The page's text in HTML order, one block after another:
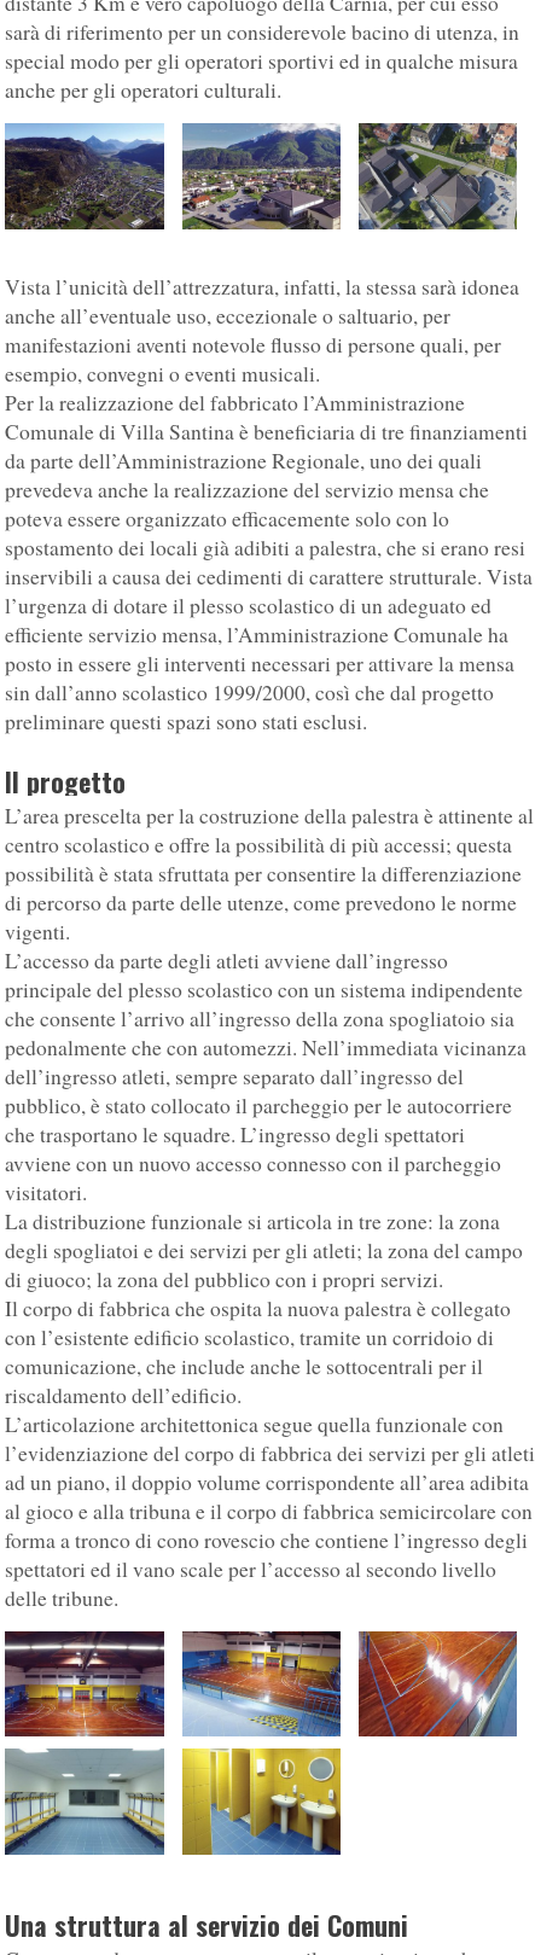
sarà di riferimento per un considerevole bacino di utenza, in
special modo per gli operatori sportivi ed in qualche misura
anche per gli operatori culturali.
Vista l’unicità dell’attrezzatura, infatti, la stessa sarà idonea
anche all’eventuale uso, eccezionale o saltuario, per
manifestazioni aventi notevole flusso di persone quali, per
esempio, convegni o eventi musicali.
Per la realizzazione del fabbricato l’Amministrazione
Comunale di Villa Santina è beneficiaria di tre finanziamenti
da parte dell’Amministrazione Regionale, uno dei quali
prevedeva anche la realizzazione del servizio mensa che
poteva essere organizzato efficacemente solo con lo
spostamento dei locali già adibiti a palestra, che si erano resi
inservibili a causa dei cedimenti di carattere strutturale. Vista
l’urgenza di dotare il plesso scolastico di un adeguato ed
efficiente servizio mensa, l’Amministrazione Comunale ha
posto in essere gli interventi necessari per attivare la mensa
sin dall’anno scolastico 1999/2000, così che dal progetto
preliminare questi spazi sono stati esclusi.
Il progetto
L’area prescelta per la costruzione della palestra è attinente al
centro scolastico e offre la possibilità di più accessi; questa
possibilità è stata sfruttata per consentire la differenziazione
di percorso da parte delle utenze, come prevedono le norme
vigenti.
L’accesso da parte degli atleti avviene dall’ingresso
principale del plesso scolastico con un sistema indipendente
che consente l’arrivo all’ingresso della zona spogliatoio sia
pedonalmente che con automezzi. Nell’immediata vicinanza
dell’ingresso atleti, sempre separato dall’ingresso del
pubblico, è stato collocato il parcheggio per le autocorriere
che trasportano le squadre. L’ingresso degli spettatori
avviene con un nuovo accesso connesso con il parcheggio
visitatori.
La distribuzione funzionale si articola in tre zone: la zona
degli spogliatoi e dei servizi per gli atleti; la zona del campo
di giuoco; la zona del pubblico con i propri servizi.
Il corpo di fabbrica che ospita la nuova palestra è collegato
con l’esistente edificio scolastico, tramite un corridoio di
comunicazione, che include anche le sottocentrali per il
riscaldamento dell’edificio.
L’articolazione architettonica segue quella funzionale con
l’evidenziazione del corpo di fabbrica dei servizi per gli atleti
ad un piano, il doppio volume corrispondente all’area adibita
al gioco e alla tribuna e il corpo di fabbrica semicircolare con
forma a tronco di cono rovescio che contiene l’ingresso degli
spettatori ed il vano scale per l’accesso al secondo livello
delle tribune.
Una struttura al servizio dei Comuni